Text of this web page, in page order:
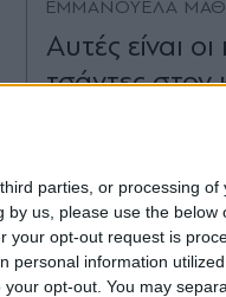
parties, or processing of
us, please use the below
your opt-out request is
personal information
opt-out. You may
ΕΜΜΑΝΟΥΕΛΑ
Αυτές είναι
τσάντες